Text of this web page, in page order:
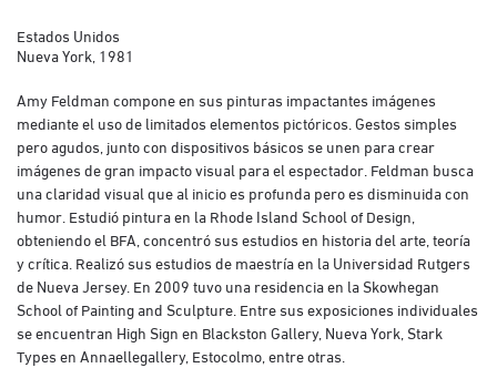
Estados Unidos
Nueva York, 1981
Amy Feldman compone en sus pinturas impactantes imágenes
mediante el uso de limitados elementos pictóricos. Gestos simples
pero agudos, junto con dispositivos básicos se unen para crear
imágenes de gran impacto visual para el espectador. Feldman busca
una claridad visual que al inicio es profunda pero es disminuida con
humor. Estudió pintura en la Rhode Island School of Design,
obteniendo el BFA, concentró sus estudios en historia del arte, teoría
y crítica. Realizó sus estudios de maestría en la Universidad Rutgers
de Nueva Jersey. En 2009 tuvo una residencia en la Skowhegan
School of Painting and Sculpture. Entre sus exposiciones individuales
se encuentran High Sign en Blackston Gallery, Nueva York, Stark
Types en Annaellegallery, Estocolmo, entre otras.